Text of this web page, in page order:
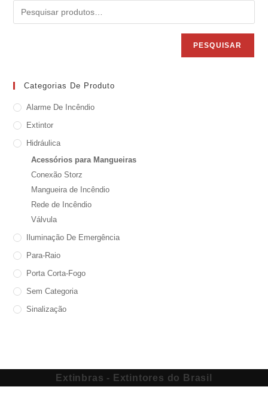
PESQUISAR
Categorias De Produto
Alarme De Incêndio
Extintor
Hidráulica
Acessórios para Mangueiras
Conexão Storz
Mangueira de Incêndio
Rede de Incêndio
Válvula
Iluminação De Emergência
Para-Raio
Porta Corta-Fogo
Sem Categoria
Sinalização
Extinbras - Extintores do Brasil